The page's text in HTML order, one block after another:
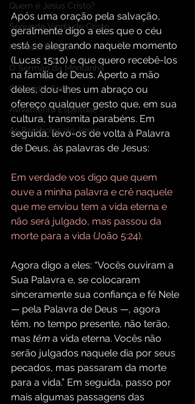
Quem é Jesus Cristo?
Segunda Vinda de Cristo
Profecia Bíblica
O Sermão da Montanha
O Espírito Santo
Avivamento Espiritual
As Parábolas de Jesus
Após uma oração pela salvação,
geralmente digo a eles que o céu
está se alegrando naquele momento
(Lucas 15:10) e que quero recebê-los
na família de Deus. Aperto a mão
deles, dou-lhes um abraço ou
ofereço qualquer gesto que, em sua
cultura, transmita parabéns. Em
seguida, levo-os de volta à Palavra
de Deus, às palavras de Jesus:
Em verdade vos digo que quem
ouve a minha palavra e crê naquele
que me enviou tem a vida eterna e
não será julgado, mas passou da
morte para a vida (João 5:24).
Agora digo a eles: “Vocês ouviram a
Sua Palavra e, se colocaram
sinceramente sua confiança e fé Nele
— pela Palavra de Deus —, agora
têm, no tempo presente, não terão,
mas têm a vida eterna. Vocês não
serão julgados naquele dia por seus
pecados, mas passaram da morte
para a vida.” Em seguida, passo por
mais algumas passagens das